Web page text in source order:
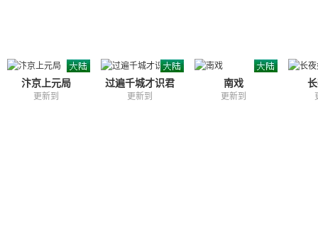
汴京上元局
更新到
过遍千城才识君
更新到
南戏
更新到